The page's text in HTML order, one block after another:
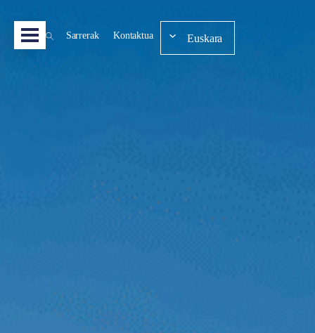
Sarrerak Kontaktua Euskara